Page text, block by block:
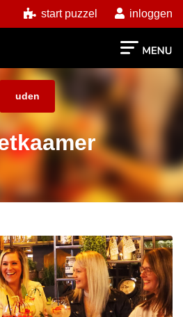
start puzzel inloggen
uden